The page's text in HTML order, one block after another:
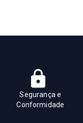
Segurança e
Conformidade